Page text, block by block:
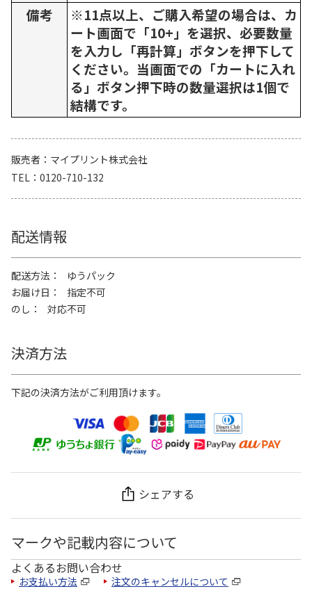
備考
※11点以上、ご購入希望の場合は、カ
ート画面で「10+」を選択、必要数量
を入力し「再計算」ボタンを押下して
ください。当画面での「カートに入れ
る」ボタン押下時の数量選択は1個で
結構です。
販売者
マイプリント株式会社
TEL
0120-710-132
配送情報
配送方法
ゆうパック
お届け日
指定不可
のし
対応不可
決済方法
下記の決済方法がご利用頂けます。
シェアする
マークや記載内容について
よくあるお問い合わせ
お支払い方法 注文のキャンセルについて